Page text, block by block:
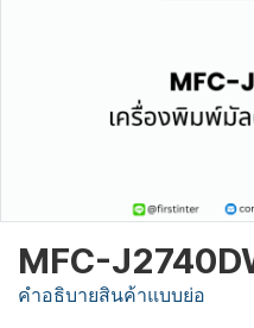
MFC-
คำอธิบายสินค้าแบบย่อ